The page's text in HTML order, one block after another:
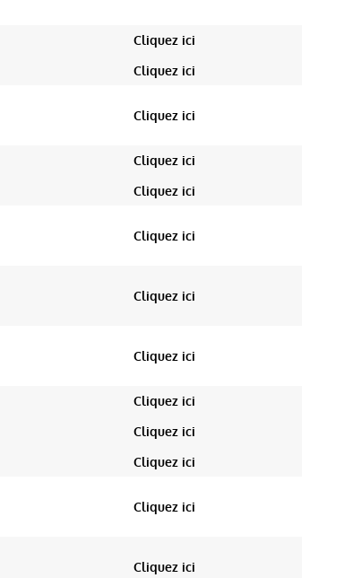
VIDÉO
Cliquez ici
Cliquez ici
Cliquez ici
Cliquez ici
Cliquez ici
Cliquez ici
Cliquez ici
Cliquez ici
Cliquez ici
Cliquez ici
Cliquez ici
Cliquez ici
Cliquez ici